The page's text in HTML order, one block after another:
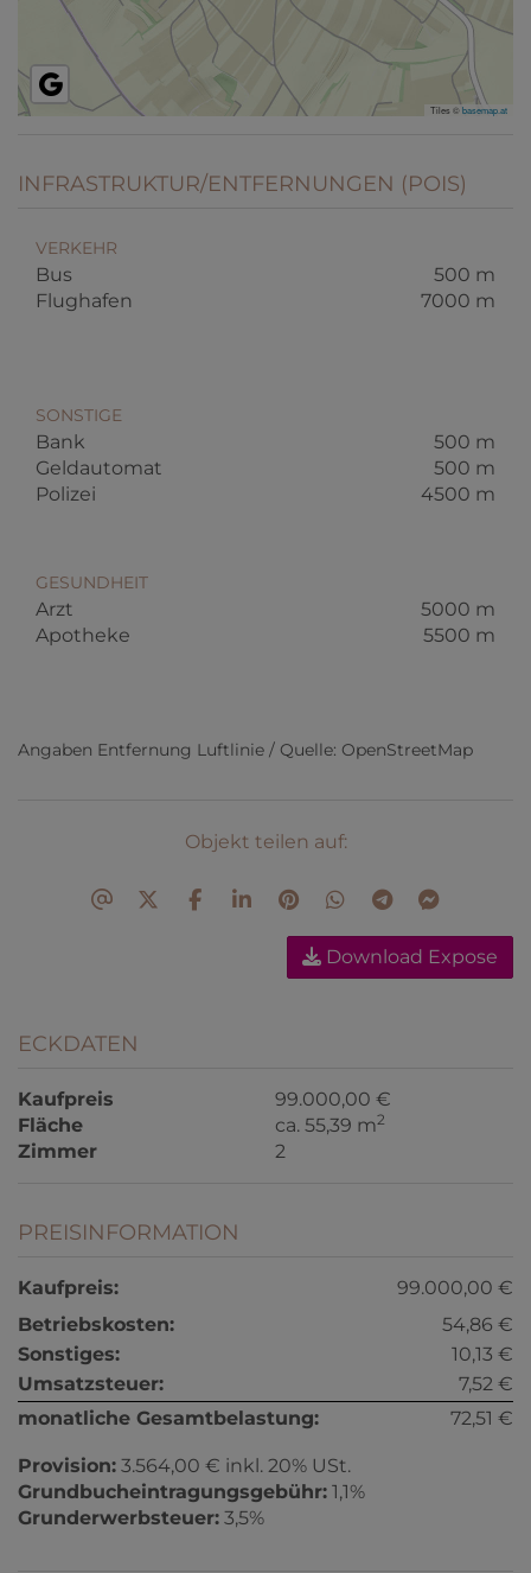
Tiles ©basemap.at
INFRASTRUKTUR/ENTFERNUNGEN (POIS)
VERKEHR
Bus
500 m
Flughafen
7000 m
SONSTIGE
Bank
500 m
Geldautomat
500 m
Polizei
4500 m
GESUNDHEIT
Arzt
5000 m
Apotheke
5500 m
Angaben Entfernung Luftlinie / Quelle: OpenStreetMap
Objekt teilen auf:
Download Expose
ECKDATEN
Kaufpreis
99.000,00 €
Fläche
ca. 55,39 m2
Zimmer 2
PREISINFORMATION
Kaufpreis:
99.000,00 €
Betriebskosten:
54,86 €
Sonstiges:
10,13 €
Umsatzsteuer:
7,52 €
monatliche Gesamtbelastung:
72,51 €
Provision: 3.564,00 € inkl. 20% USt.
Grundbucheintragungsgebühr: 1,1%
Grunderwerbsteuer: 3,5%